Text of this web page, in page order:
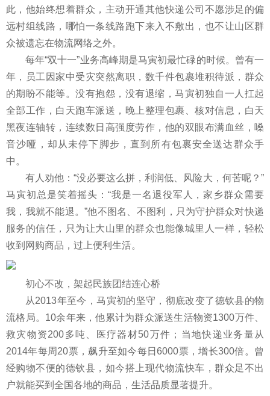
此，他始终想着群众，主动开通其他快递公司不愿涉足的偏
远村组线路，哪怕一条线路跑下来入不敷出，也不让山区群
众被遗忘在物流网络之外。
每年“双十一”业务高峰期是马寅初最忙碌的时候。曾有一
年，员工因家中受灾突然离职，数千件包裹堆积待派，群众
的期盼不能等。没有抱怨，没有退缩，马寅初独自一人扛起
全部工作，白天跑车派送，晚上整理包裹、核对信息，白天
黑夜连轴转，连续数日高强度劳作，他的双眼布满血丝，嗓
音沙哑，却从未停下脚步，直到所有包裹安全送达群众手
中。
有人劝他：“没必要这么拼，利润低、风险大，何苦呢？”
马寅初总是笑着摇头：“我是一名退役军人，家乡群众需要
我，我就不能退。”他不图名、不图利，只为守护群众对快递
服务的信任，只为让大山里的群众也能像城里人一样，轻松
收到网购商品，过上便利生活。
初心不改，架起民族团结连心桥
从2013年至今，马寅初的坚守，彻底改变了德钦县的物
流格局。10余年来，他累计为群众派送生活物资1300万件、
救灾物资200多吨、医疗器材50万件；当地快递业务量从
2014年每周20票，飙升至如今每日6000票，增长300倍。曾
经购物不便的德钦县，如今搭上现代物流快车，群众足不出
户就能买到全国各地的商品，生活品质显著提升。